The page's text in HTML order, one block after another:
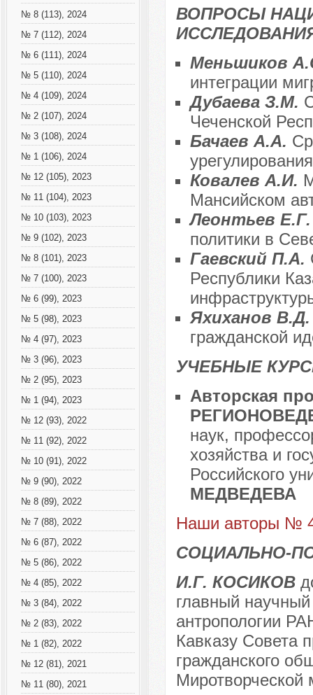
№ 8 (113), 2024
№ 7 (112), 2024
№ 6 (111), 2024
№ 5 (110), 2024
№ 4 (109), 2024
№ 2 (107), 2024
№ 3 (108), 2024
№ 1 (106), 2024
№ 12 (105), 2023
№ 11 (104), 2023
№ 10 (103), 2023
№ 9 (102), 2023
№ 8 (101), 2023
№ 7 (100), 2023
№ 6 (99), 2023
№ 5 (98), 2023
№ 4 (97), 2023
№ 3 (96), 2023
№ 2 (95), 2023
№ 1 (94), 2023
№ 12 (93), 2022
№ 11 (92), 2022
№ 10 (91), 2022
№ 9 (90), 2022
№ 8 (89), 2022
№ 7 (88), 2022
№ 6 (87), 2022
№ 5 (86), 2022
№ 4 (85), 2022
№ 3 (84), 2022
№ 2 (83), 2022
№ 1 (82), 2022
№ 12 (81), 2021
№ 11 (80), 2021
ВОПРОСЫ
Меньшиков
интеграции
Дубаева З.М.
Чеченской
Бачаев А.А.
Ковалев А.И.
Мансийском
Леонтьев
политики в
Гаевский П.А.
Республики
Яхиханов
гражданской
УЧЕБНЫЕ
Авторская
наук,
хозяйства и
Российского
МЕДВЕДЕВА
Наши авторы №
СОЦИАЛЬНО-
И.Г. КОСИКОВ
главный научный
антропологии
Кавказу Совета
гражданского
Миротворческой